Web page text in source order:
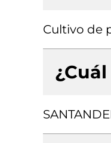
Cultivo de